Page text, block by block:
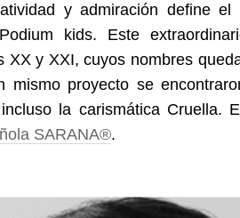
y admiración define
kids. Este
XX y XXI, cuyos nombres
proyecto se
la carismática Cruella.
SARANA®.